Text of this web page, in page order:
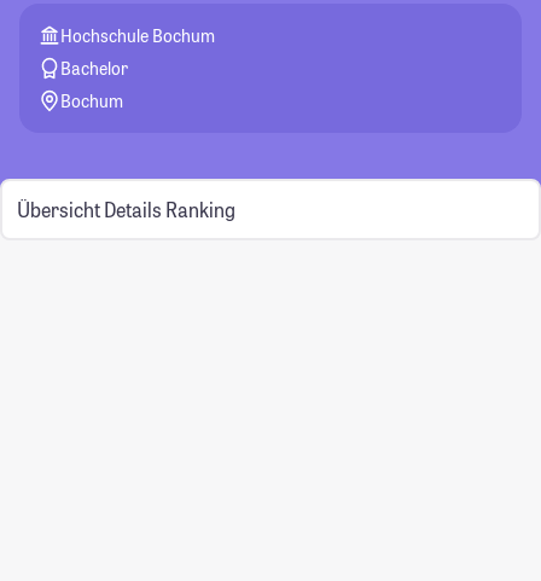
Hochschule Bochum
Bachelor
Bochum
Übersicht Details Ranking